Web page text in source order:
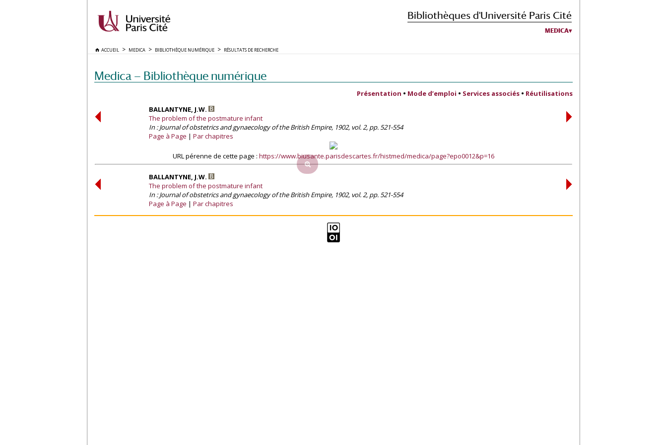
Bibliothèques d'Université Paris Cité
MEDICA
ACCUEIL MEDICA BIBLIOTHÈQUE NUMÉRIQUE RÉSULTATS DE RECHERCHE
Medica — Bibliothèque numérique
Présentation • Mode d’emploi • Services associés • Réutilisations
BALLANTYNE, J.W.
The problem of the postmature infant
In : Journal of obstetrics and gynaecology of the British Empire, 1902, vol. 2, pp. 521-554
Page à Page
Par chapitres
URL pérenne de cette page : https://www.biusante.parisdescartes.fr/histmed/medica/page?epo0012&p=16
BALLANTYNE, J.W.
The problem of the postmature infant
In : Journal of obstetrics and gynaecology of the British Empire, 1902, vol. 2, pp. 521-554
Page à Page
Par chapitres